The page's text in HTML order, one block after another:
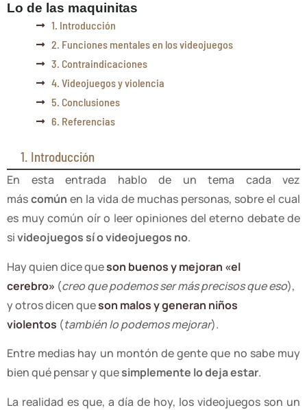
Lo de las maquinitas
1. Introducción
2. Funciones mentales en los videojuegos
3. Contraindicaciones
4. Videojuegos y violencia
5. Conclusiones
6. Referencias
1. Introducción
En esta entrada hablo de un tema cada vez
máscomún en la vida de muchas personas, sobre el cual
es muy común oír o leer opiniones del eterno debate de
sivideojuegos sí o videojuegos no.
Hay quien dice queson buenos y mejoran «el
cerebro» (creo que podemos ser más precisos que eso),
y otros dicen queson malos y generan niños
violentos (también lo podemos mejorar).
Entre medias hay un montón de gente que no sabe muy
bien qué pensar y quesimplemente lo deja estar.
La realidad es que, a día de hoy, los videojuegos son un